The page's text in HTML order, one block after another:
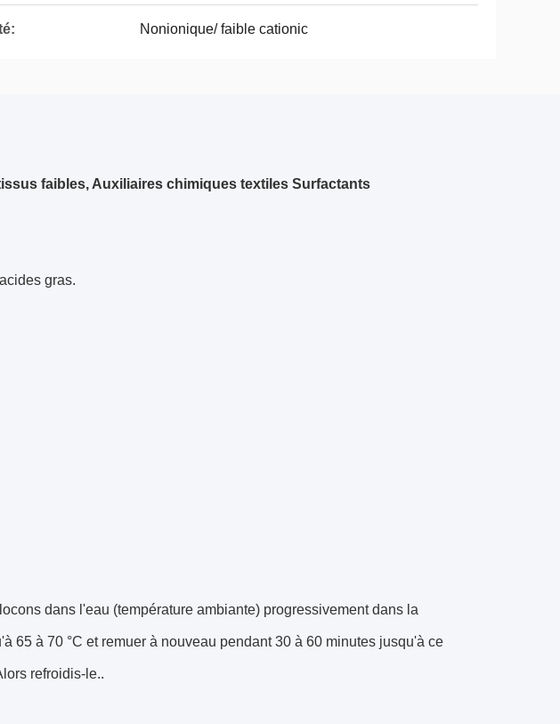
Nonionique/ faible cationic
faibles, Auxiliaires chimiques textiles Surfactants
gras.
dans l'eau (température ambiante) progressivement dans la
65 à 70 °C et remuer à nouveau pendant 30 à 60 minutes jusqu'à ce
refroidis-le..